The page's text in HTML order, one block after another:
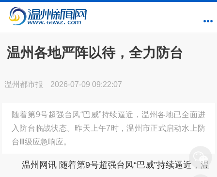
温州各地严阵以待，全力防台
温州都市报 2026-07-09 09:22:07
随着第9号超强台风“巴威”持续逼近，温州各地已全面进
入防台临战状态。昨天上午7时，温州市正式启动水上防
台Ⅲ级应急响应。
温州网讯 随着第9号超强台风“巴威”持续逼近，温